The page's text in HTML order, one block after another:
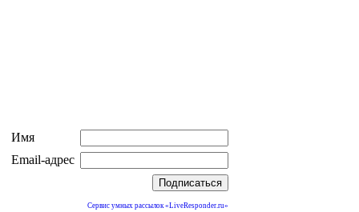
Имя
Email-адрес
Сервис умных рассылок «LiveResponder.ru»